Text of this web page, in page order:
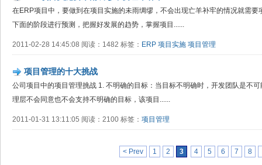
在ERP项目中，要做到在项目实施的未雨绸缪，不会出现亡羊补牢的情况就需
下面的阶段进行预测，把握好发展的趋势，掌握项目......
2011-02-28 14:45:08 阅读：1482 标签： ERP 项目实施 项目管理
项目管理的十大挑战
公司项目中的项目管理挑战 1. 不明确的目标：当目标不明确时，开发团队是不
理层不会同意也不会支持不明确的目标，该项目......
2011-01-31 13:11:05 阅读：2100 标签： 项目管理
< Prev 1 2 3 4 5 6 7 8